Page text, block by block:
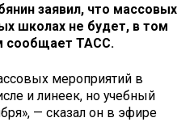
заявил, что массовых
школах не будет, в том
сообщает ТАСС.
мероприятий в
и линеек, но учебный
— сказал он в эфире